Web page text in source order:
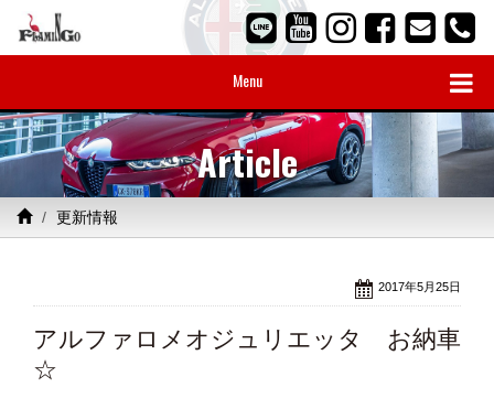
Menu
Article
更新情報
2017年5月25日
アルファロメオジュリエッタ お納車
☆